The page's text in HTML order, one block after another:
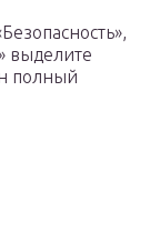
выделите
полный